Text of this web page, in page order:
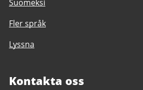
Suomeksi
Fler språk
Lyssna
Kontakta oss